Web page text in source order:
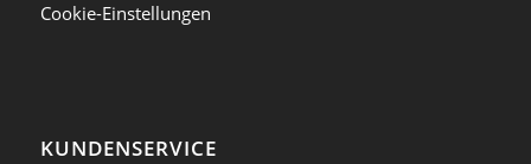
Cookie-Einstellungen
KUNDENSERVICE